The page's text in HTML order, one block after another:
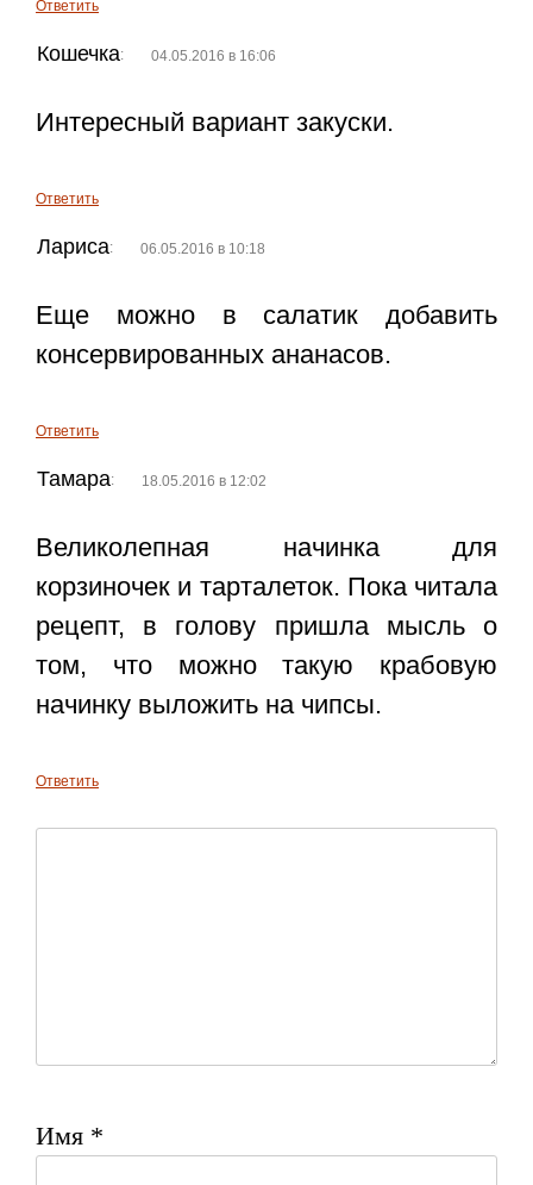
Ответить
Кошечка: 04.05.2016 в 16:06
Интересный вариант закуски.
Ответить
Лариса: 06.05.2016 в 10:18
Еще можно в салатик добавить
консервированных ананасов.
Ответить
Тамара: 18.05.2016 в 12:02
Великолепная начинка для
корзиночек и тарталеток. Пока читала
рецепт, в голову пришла мысль о
том, что можно такую крабовую
начинку выложить на чипсы.
Ответить
Имя *